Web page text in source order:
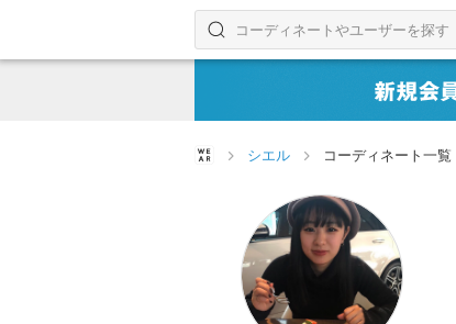
コーディネートやユーザーを探す
検索する
シエル コーディネート一覧